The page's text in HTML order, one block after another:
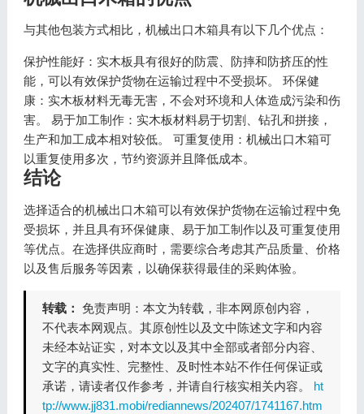
与其他包装方式相比，机械出口木箱具有以下几个优点：
保护性能好：实木板具有很好的防震、防摔和防挤压的性
能，可以有效保护货物在运输过程中不受损坏。 环保健
康：实木板材料无毒无害，不会对环境和人体造成污染和伤
害。 易于加工制作：实木板材料易于切割、钻孔和拼接，
生产和加工成本相对较低。 可重复使用：机械出口木箱可
以重复使用多次，节约资源并且降低成本。
结论
选择适合的机械出口木箱可以有效保护货物在运输过程中免
受损坏，并且具有环保健康、易于加工制作以及可重复使用
等优点。在选择供应商时，需要综合考虑其产品质量、价格
以及售后服务等因素，以确保获得最佳的采购体验。
转载： 免责声明：本文为转载，非本网原创内容，
不代表本网观点。其原创性以及文中陈述文字和内容
未经本站证实，对本文以及其中全部或者部分内容、
文字的真实性、完整性、及时性本站不作任何保证或
承诺，请读者仅作参考，并请自行核实相关内容。 ht
tp://www.jj831.mobi/rediannews/202407/1741167.htm